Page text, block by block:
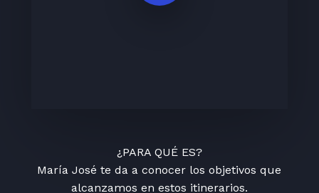
¿PARA QUÉ ES?
María José te da a conocer los objetivos que
alcanzamos en estos itinerarios.